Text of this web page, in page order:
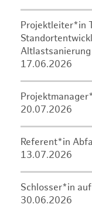
Projektleiter*in
Altlastsanierung
17.06.2026
20.07.2026
Referent*in
13.07.2026
Schlosser*in
30.06.2026